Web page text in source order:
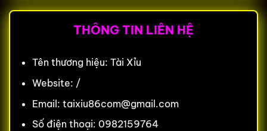
THÔNG TIN LIÊN HỆ
Tên thương hiệu: Tài Xỉu
Website: /
Email: taixiu86com@gmail.com
Số điện thoại: 0982159764